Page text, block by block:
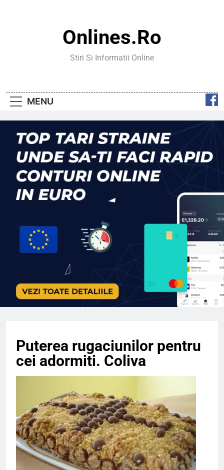
Onlines.ro
Stiri Si Informatii Online
MENU
Puterea rugaciunilor pentru
cei adormiti. Coliva